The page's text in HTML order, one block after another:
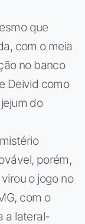
que
com o meia
no banco
Deivid como
do
porém,
o jogo no
com o
a lateral-